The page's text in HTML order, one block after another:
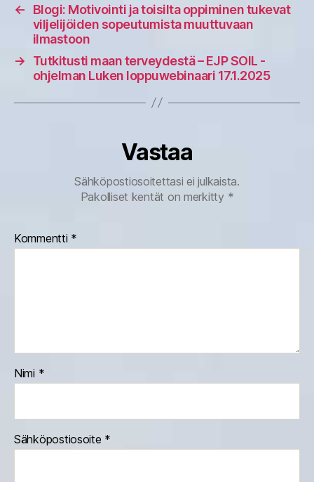
←
Blogi: Motivointi ja toisilta oppiminen tukevat
viljelijöiden sopeutumista muuttuvaan
ilmastoon
→
Tutkitusti maan terveydestä – EJP SOIL -
ohjelman Luken loppuwebinaari 17.1.2025
Vastaa
Sähköpostiosoitettasi ei julkaista.
Pakolliset kentät on merkitty *
Kommentti *
Nimi *
Sähköpostiosoite *